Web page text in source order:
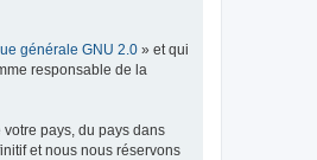
générale GNU 2.0 » et qui
responsable de la
pays, du pays dans
et nous nous réservons